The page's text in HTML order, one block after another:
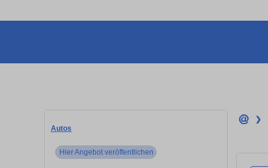
Autos
Hier Angebot veröffentlichen
❯